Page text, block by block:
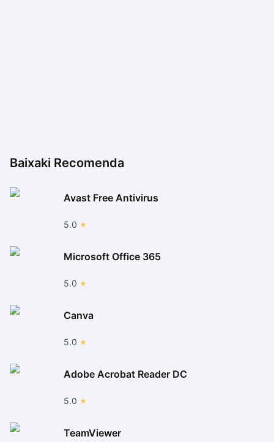
Baixaki Recomenda
Avast Free Antivirus
5.0
Microsoft Office 365
5.0
Canva
5.0
Adobe Acrobat Reader DC
5.0
TeamViewer